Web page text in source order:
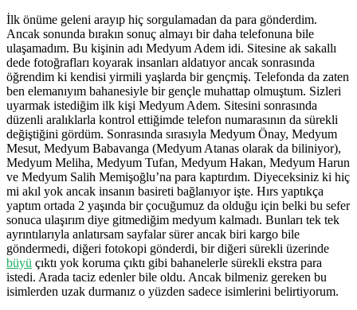
İlk önüme geleni arayıp hiç sorgulamadan da para gönderdim.
Ancak sonunda bırakın sonuç almayı bir daha telefonuna bile
ulaşamadım. Bu kişinin adı Medyum Adem idi. Sitesine ak sakallı
dede fotoğrafları koyarak insanları aldatıyor ancak sonrasında
öğrendim ki kendisi yirmili yaşlarda bir gençmiş. Telefonda da zaten
ben elemanıyım bahanesiyle bir gençle muhattap olmuştum. Sizleri
uyarmak istediğim ilk kişi Medyum Adem. Sitesini sonrasında
düzenli aralıklarla kontrol ettiğimde telefon numarasının da sürekli
değiştiğini gördüm. Sonrasında sırasıyla Medyum Önay, Medyum
Mesut, Medyum Babavanga (Medyum Atanas olarak da biliniyor),
Medyum Meliha, Medyum Tufan, Medyum Hakan, Medyum Harun
ve Medyum Salih Memişoğlu’na para kaptırdım. Diyeceksiniz ki hiç
mi akıl yok ancak insanın basireti bağlanıyor işte. Hırs yaptıkça
yaptım ortada 2 yaşında bir çocuğumuz da olduğu için belki bu sefer
sonuca ulaşırım diye gitmediğim medyum kalmadı. Bunları tek tek
ayrıntılarıyla anlatırsam sayfalar sürer ancak biri kargo bile
göndermedi, diğeri fotokopi gönderdi, bir diğeri sürekli üzerinde
büyü çıktı yok koruma çıktı gibi bahanelerle sürekli ekstra para
istedi. Arada taciz edenler bile oldu. Ancak bilmeniz gereken bu
isimlerden uzak durmanız o yüzden sadece isimlerini belirtiyorum.